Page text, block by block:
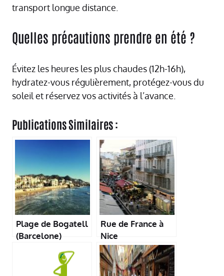
transport longue distance.
Quelles précautions prendre en été ?
Évitez les heures les plus chaudes (12h-16h),
hydratez-vous régulièrement, protégez-vous du
soleil et réservez vos activités à l’avance.
Publications Similaires :
Plage de Bogatell
(Barcelone)
Rue de France à
Nice